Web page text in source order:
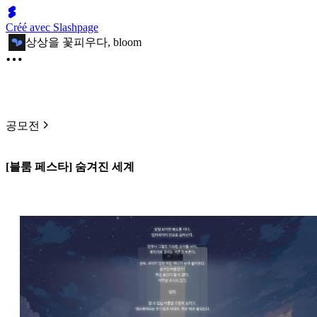
Créé avec Slashpage
상상을 꽃피우다, bloom
공모전
[블룸 페스타] 숨겨진 세계